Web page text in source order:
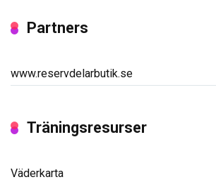
Partners
www.reservdelarbutik.se
Träningsresurser
Väderkarta